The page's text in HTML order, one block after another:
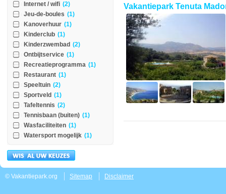
Internet / wifi (2)
Jeu-de-boules (1)
Kanoverhuur (1)
Kinderclub (1)
Kinderzwembad (2)
Ontbijtservice (1)
Recreatieprogramma (1)
Restaurant (1)
Speeltuin (2)
Sportveld (1)
Tafeltennis (2)
Tennisbaan (buiten) (1)
Wasfaciliteiten (1)
Watersport mogelijk (1)
Vakantiepark Tenuta
© Vakantiepark.org Sitemap Disclaimer